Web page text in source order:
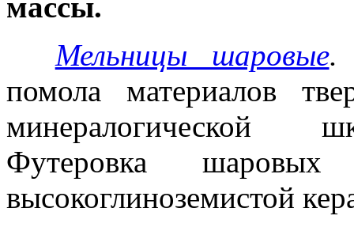
Мельницы шаровые.
помола материалов
минералогической
Футеровка
высокоглиноземистой